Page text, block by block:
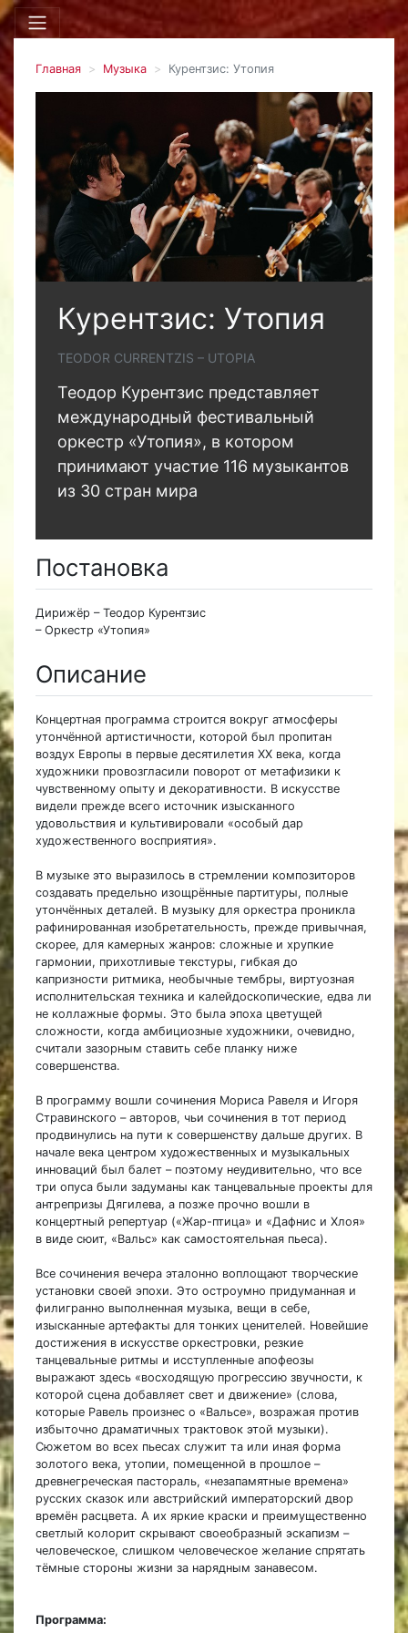
Главная Музыка Курентзис: Утопия
Курентзис: Утопия
TEODOR CURRENTZIS – UTOPIA
Теодор Курентзис представляет
международный фестивальный
оркестр «Утопия», в котором
принимают участие 116 музыкантов
из 30 стран мира
Постановка
Дирижёр – Теодор Курентзис
– Оркестр «Утопия»
Описание
Концертная программа строится вокруг атмосферы
утончённой артистичности, которой был пропитан
воздух Европы в первые десятилетия XX века, когда
художники провозгласили поворот от метафизики к
чувственному опыту и декоративности. В искусстве
видели прежде всего источник изысканного
удовольствия и культивировали «особый дар
художественного восприятия».
В музыке это выразилось в стремлении композиторов
создавать предельно изощрённые партитуры, полные
утончённых деталей. В музыку для оркестра проникла
рафинированная изобретательность, прежде привычная,
скорее, для камерных жанров: сложные и хрупкие
гармонии, прихотливые текстуры, гибкая до
капризности ритмика, необычные тембры, виртуозная
исполнительская техника и калейдоскопические, едва ли
не коллажные формы. Это была эпоха цветущей
сложности, когда амбициозные художники, очевидно,
считали зазорным ставить себе планку ниже
совершенства.
В программу вошли сочинения Мориса Равеля и Игоря
Стравинского – авторов, чьи сочинения в тот период
продвинулись на пути к совершенству дальше других. В
начале века центром художественных и музыкальных
инноваций был балет – поэтому неудивительно, что все
три опуса были задуманы как танцевальные проекты для
антрепризы Дягилева, а позже прочно вошли в
концертный репертуар («Жар-птица» и «Дафнис и Хлоя»
в виде сюит, «Вальс» как самостоятельная пьеса).
Все сочинения вечера эталонно воплощают творческие
установки своей эпохи. Это остроумно придуманная и
филигранно выполненная музыка, вещи в себе,
изысканные артефакты для тонких ценителей. Новейшие
достижения в искусстве оркестровки, резкие
танцевальные ритмы и исступленные апофеозы
выражают здесь «восходящую прогрессию звучности, к
которой сцена добавляет свет и движение» (слова,
которые Равель произнес о «Вальсе», возражая против
избыточно драматичных трактовок этой музыки).
Сюжетом во всех пьесах служит та или иная форма
золотого века, утопии, помещенной в прошлое –
древнегреческая пастораль, «незапамятные времена»
русских сказок или австрийский императорский двор
времён расцвета. А их яркие краски и преимущественно
светлый колорит скрывают своеобразный эскапизм –
человеческое, слишком человеческое желание спрятать
тёмные стороны жизни за нарядным занавесом.
Программа: